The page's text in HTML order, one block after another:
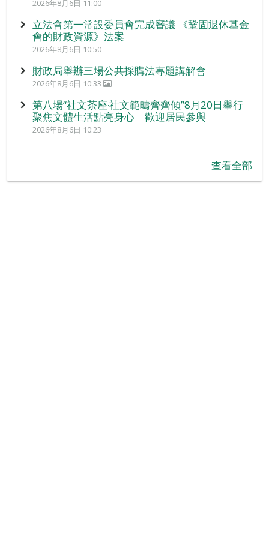
2026年8月6日 11:00
立法會第一常設委員會完成審議 《鞏固退休基金
會的財政資源》法案
2026年8月6日 10:50
財政局舉辦三場公共採購法專題講解會
2026年8月6日 10:33
第八場“社文茶座‧社文範疇齊齊傾”8月20日舉行
聚焦文體生活點亮身心 歡迎居民參與
2026年8月6日 10:23
查看全部